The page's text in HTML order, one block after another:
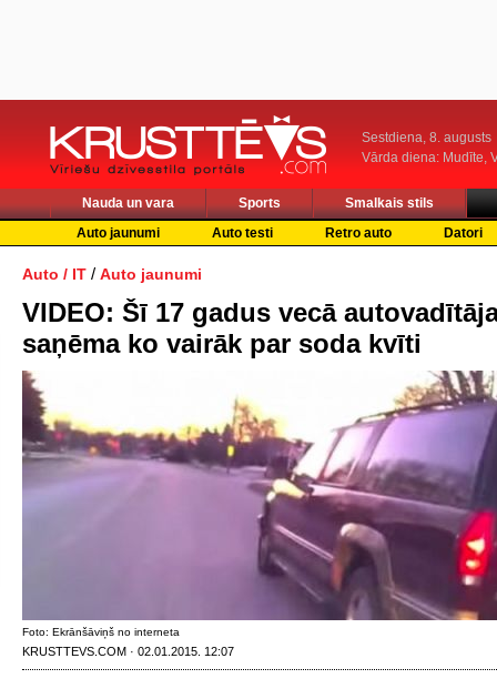
Sestdiena, 8. augusts
Vārda diena: Mudīte,
Nauda un vara Sports
Smalkais stils
Auto jaunumi
Auto testi Retro auto Datori
Auto / IT / Auto jaunumi
VIDEO: Šī 17 gadus vecā
saņēma ko vairāk par soda kvīti
Foto: Ekrānšāviņš no interneta
KRUSTTEVS.COM · 02.01.2015. 12:07